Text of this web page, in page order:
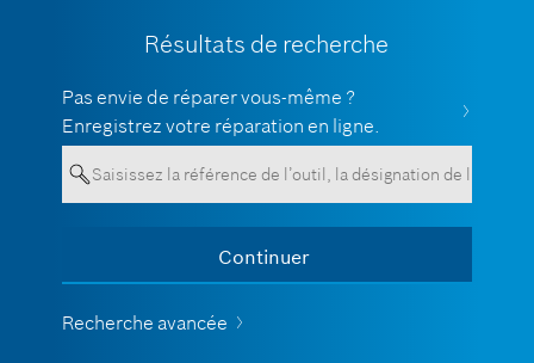
Résultats de recherche
Pas envie de réparer vous-même ?
Enregistrez votre réparation en ligne.
Continuer
Show all
of 3 characters.
Recherche avancée